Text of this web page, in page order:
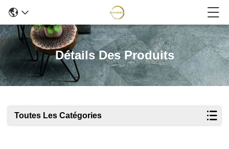
Détails Des Produits
Toutes Les Catégories